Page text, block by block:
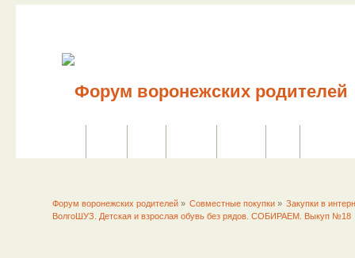
Форум воронежских родителей» Совместные покупки » Закупки в
ВолгоШУЗ. Детская и взрослая обувь без рядов. СОБИРАЕМ. Выкуп №18